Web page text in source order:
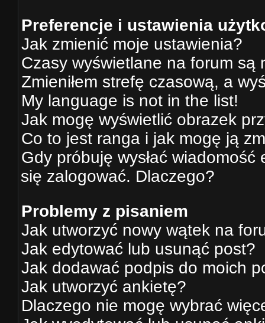
Preferencje i ustawienia
Jak zmienić moje ustawienia?
Czasy wyświetlane na forum są
Zmieniłem strefę czasową, a
My language is not in the list!
Jak mogę wyświetlić obrazek
Co to jest ranga i jak mogę ją
Gdy próbuję wysłać
się zalogować. Dlaczego?
Problemy z pisaniem
Jak utworzyć nowy wątek na
Jak edytować lub usunąć post?
Jak dodawać podpis do moich
Jak utworzyć ankietę?
Dlaczego nie mogę wybrać